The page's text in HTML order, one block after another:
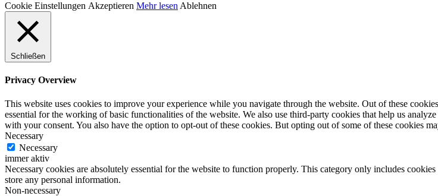
Cookie Einstellungen Akzeptieren Mehr lesen Ablehnen
Schließen
Privacy Overview
This website uses cookies to improve your experience while you navigate through the website. Out of these
essential for the working of basic functionalities of the website. We also use third-party cookies that help us
with your consent. You also have the option to opt-out of these cookies. But opting out of some of these cookies
Necessary
Necessary
immer aktiv
Necessary cookies are absolutely essential for the website to function properly. This category only includes
store any personal information.
Non-necessary